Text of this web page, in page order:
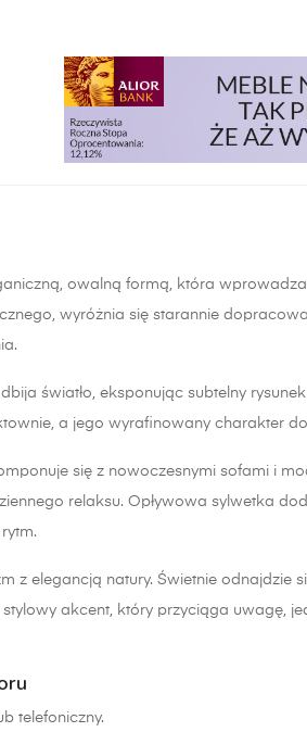
owalną formą, która
wyróżnia się starannie
światło, eksponując subtelny
a jego wyrafinowany charakter
się z nowoczesnymi sofami i
relaksu. Opływowa sylwetka
z elegancją natury. Świetnie
akcent, który przyciąga uwagę,
telefoniczny.